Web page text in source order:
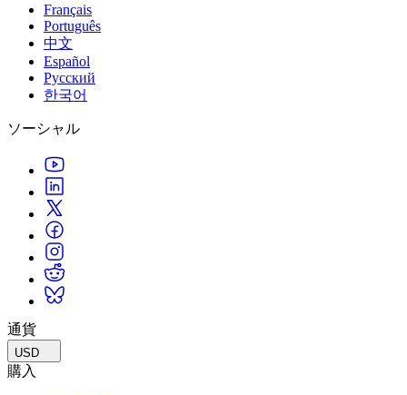
Français
Português
中文
Español
Русский
한국어
ソーシャル
通貨
USD
購入